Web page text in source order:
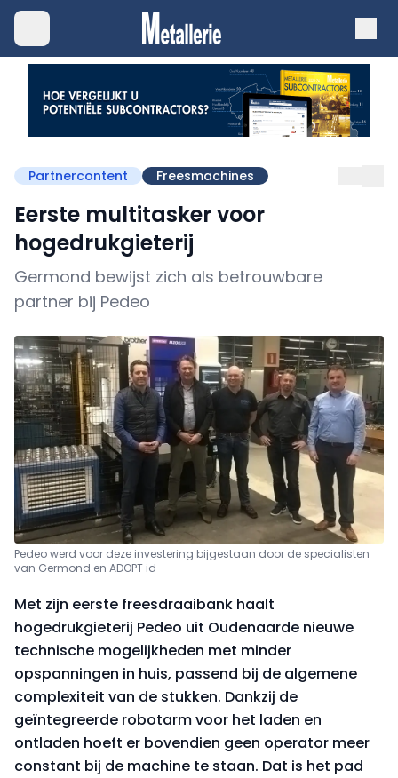
Partnercontent Freesmachines
Eerste multitasker voor
hogedrukgieterij
Germond bewijst zich als betrouwbare
partner bij Pedeo
Pedeo werd voor deze investering bijgestaan door de specialisten
van Germond en ADOPT id
Met zijn eerste freesdraaibank haalt
hogedrukgieterij Pedeo uit Oudenaarde nieuwe
technische mogelijkheden met minder
opspanningen in huis, passend bij de algemene
complexiteit van de stukken. Dankzij de
geïntegreerde robotarm voor het laden en
ontladen hoeft er bovendien geen operator meer
constant bij de machine te staan. Dat is het pad